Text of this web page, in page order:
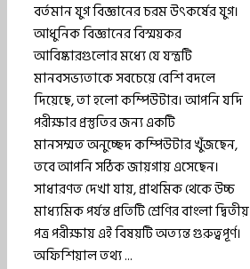
বর্তমান যুগ বিজ্ঞানের চরম উৎকর্ষের যুগ।
আধুনিক বিজ্ঞানের বিস্ময়কর
আবিষ্কারগুলোর মধ্যে যে যন্ত্রটি
মানবসভ্যতাকে সবচেয়ে বেশি বদলে
দিয়েছে, তা হলো কম্পিউটার। আপনি যদি
পরীক্ষার প্রস্তুতির জন্য একটি
মানসম্মত অনুচ্ছেদ কম্পিউটার খুঁজছেন,
তবে আপনি সঠিক জায়গায় এসেছেন।
সাধারণত দেখা যায়, প্রাথমিক থেকে উচ্চ
মাধ্যমিক পর্যন্ত প্রতিটি শ্রেণির বাংলা দ্বিতীয়
পত্র পরীক্ষায় এই বিষয়টি অত্যন্ত গুরুত্বপূর্ণ।
অফিশিয়াল তথ্য ...